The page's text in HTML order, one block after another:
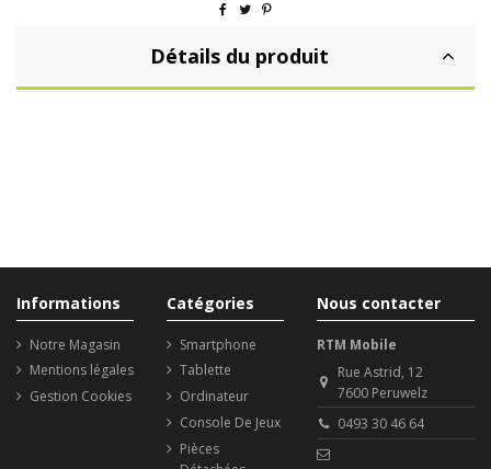
Détails du produit
Informations
Notre Magasin
Mentions légales
Gestion Cookies
Catégories
Smartphone
Tablette
Ordinateur
Console De Jeux
Pièces
Nous contacter
RTM Mobile
Rue Astrid, 12
7600 Peruwelz
0493 30 46 64